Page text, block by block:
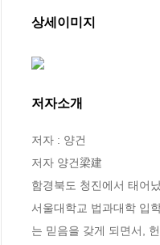
상세이미지
저자소개
저자 : 양건
저자 양건梁建
함경북도 청진에서 태어
서울대학교 법과대학 입
는 믿음을 갖게 되면서,